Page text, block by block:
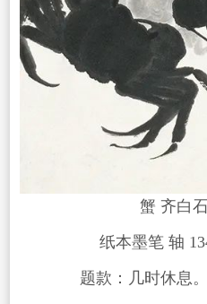
蟹 齐白石
纸本墨笔 轴
题款：几时休息。